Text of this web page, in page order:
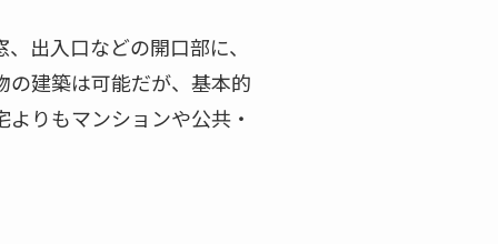
出入口などの開口部に、
建築は可能だが、基本的
りもマンションや公共・